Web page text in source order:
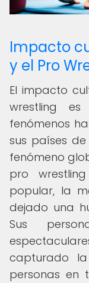
Impacto
y el Pro
El impacto
wrestling
fenómenos
sus países
fenómeno
pro
popular, la
dejado una
Sus
capturado
personas en